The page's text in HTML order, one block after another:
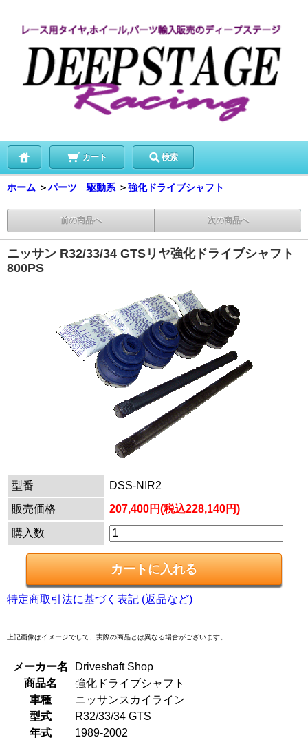
カート 検索
ホーム ＞パーツ 駆動系 ＞強化ドライブシャフト
前の商品へ 次の商品へ
ニッサン R32/33/34 GTSリヤ強化ドライブシャフト
800PS
型番
DSS-NIR2
販売価格
207,400円(税込228,140円)
購入数
特定商取引法に基づく表記 (返品など)
上記画像はイメージでして、実際の商品とは異なる場合がございます。
メーカー名
Driveshaft Shop
商品名
強化ドライブシャフト
車種
ニッサンスカイライン
型式
R32/33/34 GTS
年式
1989-2002